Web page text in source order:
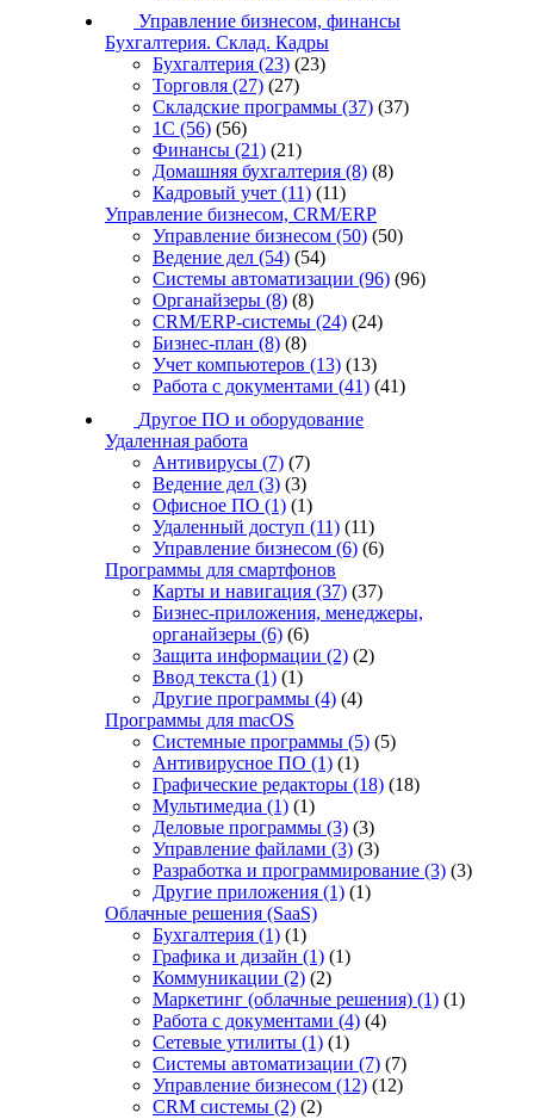
Управление бизнесом, финансы
Бухгалтерия. Склад. Кадры
Бухгалтерия (23) (23)
Торговля (27) (27)
Складские программы (37) (37)
1С (56) (56)
Финансы (21) (21)
Домашняя бухгалтерия (8) (8)
Кадровый учет (11) (11)
Управление бизнесом, CRM/ERP
Управление бизнесом (50) (50)
Ведение дел (54) (54)
Системы автоматизации (96) (96)
Органайзеры (8) (8)
CRM/ERP-системы (24) (24)
Бизнес-план (8) (8)
Учет компьютеров (13) (13)
Работа с документами (41) (41)
Другое ПО и оборудование
Удаленная работа
Антивирусы (7) (7)
Ведение дел (3) (3)
Офисное ПО (1) (1)
Удаленный доступ (11) (11)
Управление бизнесом (6) (6)
Программы для смартфонов
Карты и навигация (37) (37)
Бизнес-приложения, менеджеры,
органайзеры (6) (6)
Защита информации (2) (2)
Ввод текста (1) (1)
Другие программы (4) (4)
Программы для macOS
Системные программы (5) (5)
Антивирусное ПО (1) (1)
Графические редакторы (18) (18)
Мультимедиа (1) (1)
Деловые программы (3) (3)
Управление файлами (3) (3)
Разработка и программирование (3) (3)
Другие приложения (1) (1)
Облачные решения (SaaS)
Бухгалтерия (1) (1)
Графика и дизайн (1) (1)
Коммуникации (2) (2)
Маркетинг (облачные решения) (1) (1)
Работа с документами (4) (4)
Сетевые утилиты (1) (1)
Системы автоматизации (7) (7)
Управление бизнесом (12) (12)
CRM системы (2) (2)